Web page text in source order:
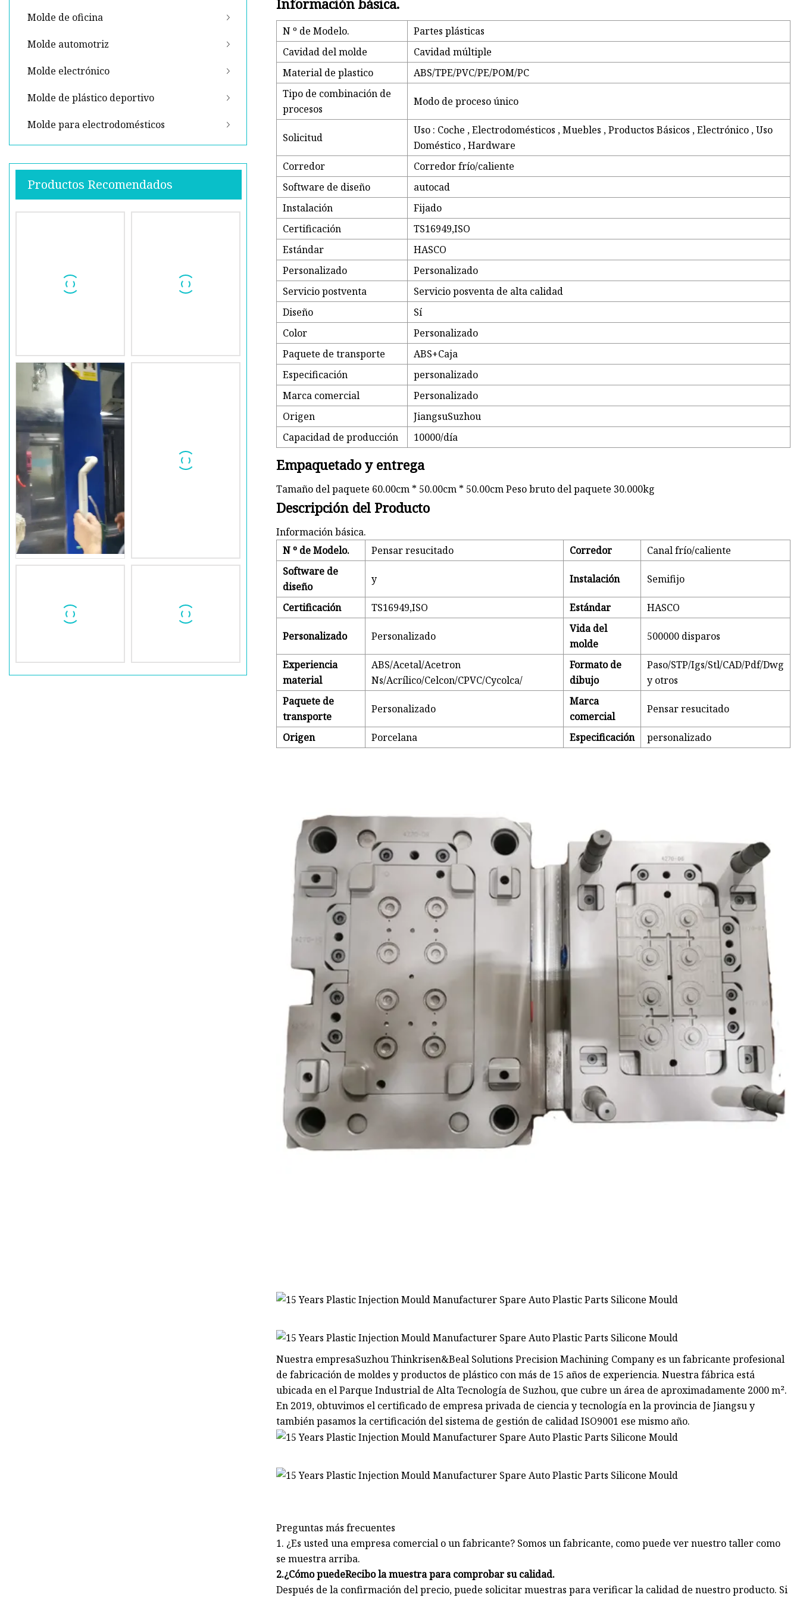
Molde de oficina
Molde automotriz
Molde electrónico
Molde de plástico deportivo
Molde para electrodomésticos
Productos Recomendados
Información básica.
N º de Modelo.
Partes plásticas
Cavidad del molde
Cavidad múltiple
Material de plastico
ABS/TPE/PVC/PE/POM/PC
Tipo de combinación de
procesos
Modo de proceso único
Solicitud
Uso : Coche , Electrodomésticos , Muebles , Productos Básicos , Electrónico , Uso
Doméstico , Hardware
Corredor
Corredor frío/caliente
Software de diseño
autocad
Instalación
Fijado
Certificación
TS16949,ISO
Estándar
HASCO
Personalizado
Personalizado
Servicio postventa
Servicio posventa de alta calidad
Diseño
Sí
Color
Personalizado
Paquete de transporte
ABS+Caja
Especificación
personalizado
Marca comercial
Personalizado
Origen
JiangsuSuzhou
Capacidad de producción
10000/día
Empaquetado y entrega
Tamaño del paquete 60.00cm * 50.00cm * 50.00cm Peso bruto del paquete 30.000kg
Descripción del Producto
Información básica.
N º de Modelo.
Pensar resucitado Corredor
Canal frío/caliente
Software de
diseño
y Instalación Semifijo
Certificación TS16949,ISO Estándar HASCO
Personalizado Personalizado
Vida del
molde
500000 disparos
Experiencia
material
ABS/Acetal/Acetron
Ns/Acrílico/Celcon/CPVC/Cycolca/
Formato de
dibujo
Paso/STP/Igs/Stl/CAD/Pdf/Dwg
y otros
Paquete de
transporte
Personalizado
Marca
comercial
Pensar resucitado
Origen Porcelana Especificación personalizado
Nuestra empresaSuzhou Thinkrisen&Beal Solutions Precision Machining Company es un fabricante profesional
de fabricación de moldes y productos de plástico con más de 15 años de experiencia. Nuestra fábrica está
ubicada en el Parque Industrial de Alta Tecnología de Suzhou, que cubre un área de aproximadamente 2000 m².
En 2019, obtuvimos el certificado de empresa privada de ciencia y tecnología en la provincia de Jiangsu y
también pasamos la certificación del sistema de gestión de calidad ISO9001 ese mismo año.
Preguntas más frecuentes
1. ¿Es usted una empresa comercial o un fabricante? Somos un fabricante, como puede ver nuestro taller como
se muestra arriba.
2.¿Cómo puedeRecibo la muestra para comprobar su calidad.
Después de la confirmación del precio, puede solicitar muestras para verificar la calidad de nuestro producto. Si